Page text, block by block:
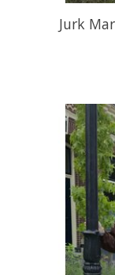
Jurk